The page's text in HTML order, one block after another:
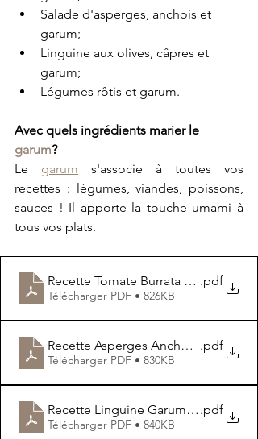
Salade d'asperges, anchois et
garum;
Linguine aux olives, câpres et
garum;
Légumes rôtis et garum.
Avec quels ingrédients marier le
garum?
Le garum s'associe à toutes vos
recettes : légumes, viandes, poissons,
sauces ! Il apporte la touche umami à
tous vos plats.
Recette Tomate Burrata Anchois
.pdf
Télécharger PDF • 826KB
Recette Asperges Anchois Garum
.pdf
Télécharger PDF • 830KB
Recette Linguine Garum Capres
.pdf
Télécharger PDF • 840KB